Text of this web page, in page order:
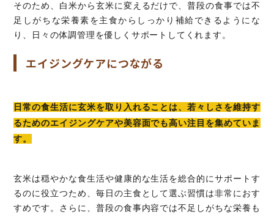
そのため、白米から玄米に変えるだけで、普段の食事では不
足しがちな栄養素を主食からしっかり補給できるようにな
り、日々の体調管理を優しくサポートしてくれます。
エイジングケアにつながる
日常の食生活に玄米を取り入れることは、若々しさを維持す
るためのエイジングケアや美容面でも高い注目を集めていま
す。
玄米は穏やかな食生活や健康的な生活を総合的にサポートす
るのに役立つため、毎日の主食として選ぶ習慣は非常におす
すめです。さらに、普段の食事内容では不足しがちな栄養も